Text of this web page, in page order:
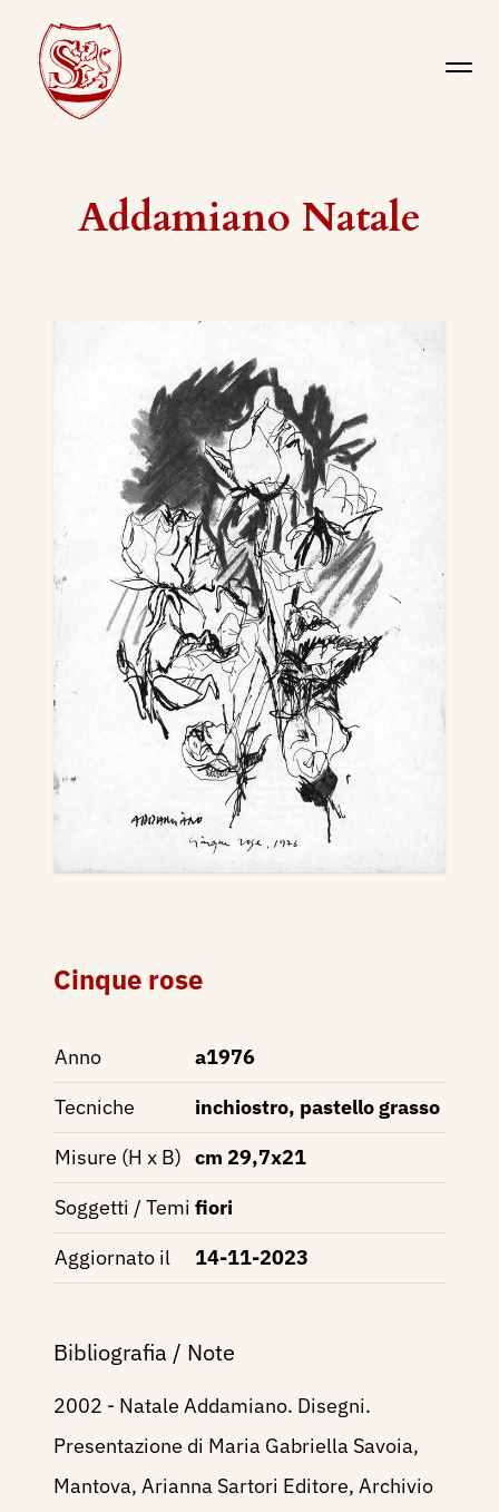
Addamiano Natale
Cinque rose
Anno
a1976
Tecniche
inchiostro, pastello grasso
Misure (H x B) cm 29,7x21
Soggetti / Temi fiori
Aggiornato il
14-11-2023
Bibliografia / Note
2002 - Natale Addamiano. Disegni.
Presentazione di Maria Gabriella Savoia,
Mantova, Arianna Sartori Editore, Archivio